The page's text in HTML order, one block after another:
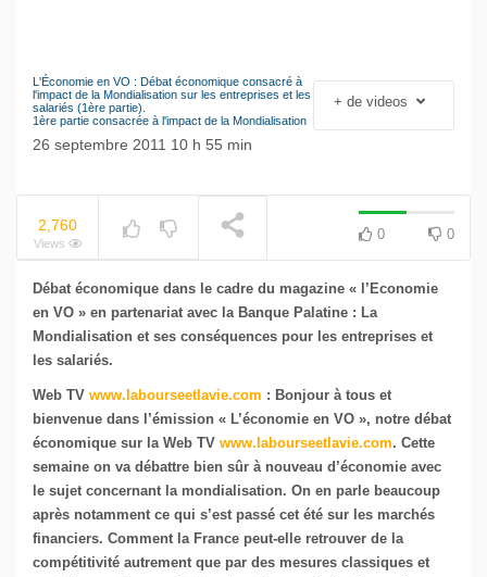
NOW PLAYING
Le séisme industriel
L'Économie en VO : Débat économique consacré à
l'impact de la Mondialisation sur les entreprises et les
salariés (1ère partie).
1ère partie consacrée à l'impact de la Mondialisation
26 septembre 2011 10 h 55 min
+ de videos
2,760
Views
0 0
Débat économique dans le cadre du magazine « l’Economie
en VO » en partenariat avec la Banque Palatine : La
Mondialisation et ses conséquences pour les entreprises et
les salariés.
Web TV www.labourseetlavie.com : Bonjour à tous et
bienvenue dans l’émission « L’économie en VO », notre débat
économique sur la Web TV www.labourseetlavie.com. Cette
semaine on va débattre bien sûr à nouveau d’économie avec
le sujet concernant la mondialisation. On en parle beaucoup
après notamment ce qui s’est passé cet été sur les marchés
financiers. Comment la France peut-elle retrouver de la
compétitivité autrement que par des mesures classiques et